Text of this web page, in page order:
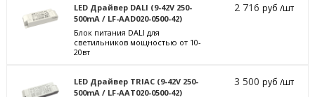
LED Драйвер DALI (9-42V 250-
500mA / LF-AAD020-0500-42)
Блок питания DALI для
светильников мощностью от 10-
20вт
2 716руб /шт
LED Драйвер TRIAC (9-42V 250-
500mA / LF-AAT020-0500-42)
3 500руб /шт